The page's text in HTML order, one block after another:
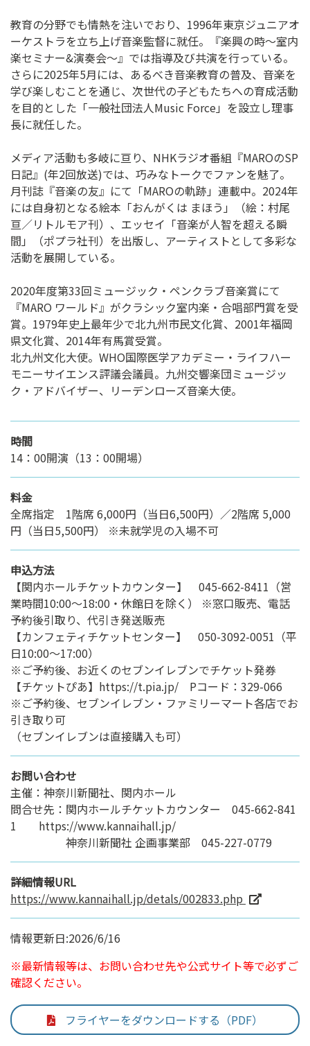
フライヤーをダウンロードする（PDF）
教育の分野でも情熱を注いでおり、1996年東京ジュニアオ
ーケストラを立ち上げ音楽監督に就任。『楽興の時〜室内
楽セミナー&演奏会〜』では指導及び共演を行っている。
さらに2025年5月には、あるべき音楽教育の普及、音楽を
学び楽しむことを通じ、次世代の子どもたちへの育成活動
を目的とした「一般社団法人Music Force」を設立し理事
長に就任した。
メディア活動も多岐に亘り、NHKラジオ番組『MAROのSP
日記』(年2回放送)では、巧みなトークでファンを魅了。
月刊誌『音楽の友』にて「MAROの軌跡」連載中。2024年
には自身初となる絵本「おんがくは まほう」（絵：村尾
亘／リトルモア刊）、エッセイ「音楽が人智を超える瞬
間」（ポプラ社刊）を出版し、アーティストとして多彩な
活動を展開している。
2020年度第33回ミュージック・ペンクラブ音楽賞にて
『MARO ワールド』がクラシック室内楽・合唱部門賞を受
賞。1979年史上最年少で北九州市民文化賞、2001年福岡
県文化賞、2014年有馬賞受賞。
北九州文化大使。WHO国際医学アカデミー・ライフハー
モニーサイエンス評議会議員。九州交響楽団ミュージッ
ク・アドバイザー、リーデンローズ音楽大使。
時間
14：00開演（13：00開場）
料金
全席指定 1階席 6,000円（当日6,500円）／2階席 5,000
円（当日5,500円） ※未就学児の入場不可
申込方法
【関内ホールチケットカウンター】 045-662-8411（営
業時間10:00～18:00・休館日を除く） ※窓口販売、電話
予約後引取り、代引き発送販売
【カンフェティチケットセンター】 050-3092-0051（平
日10:00～17:00）
※ご予約後、お近くのセブンイレブンでチケット発券
【チケットぴあ】https://t.pia.jp/ Pコード：329-066
※ご予約後、セブンイレブン・ファミリーマート各店でお
引き取り可
（セブンイレブンは直接購入も可）
お問い合わせ
主催：神奈川新聞社、関内ホール
問合せ先：関内ホールチケットカウンター 045-662-841
1 https://www.kannaihall.jp/
神奈川新聞社 企画事業部 045-227-0779
詳細情報URL
https://www.kannaihall.jp/detals/002833.php
情報更新日:2026/6/16
※最新情報等は、お問い合わせ先や公式サイト等で必ずご
確認ください。